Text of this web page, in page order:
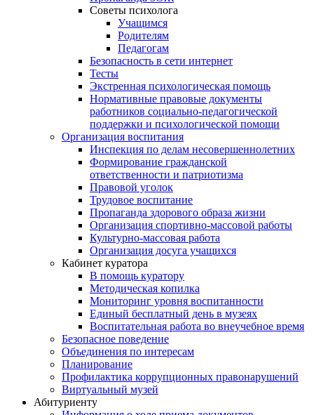
Советы психолога
Учащимся
Родителям
Педагогам
Безопасность в сети интернет
Тесты
Экстренная психологическая помощь
Нормативные правовые документы
работников социально-педагогической
поддержки и психологической помощи
Организация воспитания
Инспекция по делам несовершеннолетних
Формирование гражданской
ответственности и патриотизма
Правовой уголок
Трудовое воспитание
Пропаганда здорового образа жизни
Организация спортивно-массовой работы
Культурно-массовая работа
Организация досуга учащихся
Кабинет куратора
В помощь куратору
Методическая копилка
Мониторинг уровня воспитанности
Единый бесплатный день в музеях
Воспитательная работа во внеучебное время
Безопасное поведение
Объединения по интересам
Планирование
Профилактика коррупционных правонарушений
Виртуальный музей
Абитуриенту